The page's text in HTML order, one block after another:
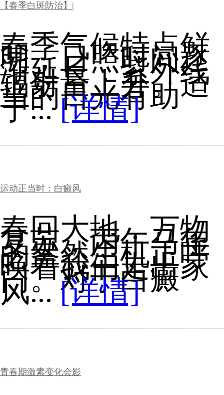
【春季白斑防治】|
春季气候特点鲜
明，日照时间逐
渐延长，紫外线
辐射量上升。适
当的日光有助
于...[详情]
运动正当时：白癜风
春回大地，万物
复苏，丙午马年
的盎然生机正呼
唤着我们走出家
门。对于白癜
风... [详情]
青春期激素变化会影